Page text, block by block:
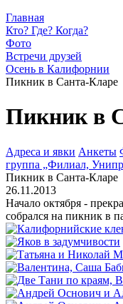
Главная
Кто? Где? Когда?
Фото
Встречи друзей
Осень в Калифорнии
Пикник в Санта-Кларе
Пикник в
Адреса и явки Анкеты
группа „Филиал,
Пикник в Санта-Кларе
26.11.2013
Начало октября -
собрался на пикник в